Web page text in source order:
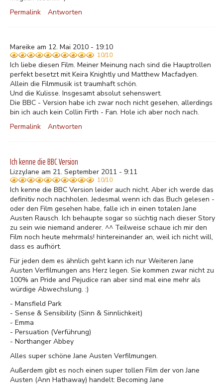
Permalink
Antworten
Mareike am 12. Mai 2010 - 19:10
10/10
Ich liebe diesen Film. Meiner Meinung nach sind die Hauptrollen
perfekt besetzt mit Keira Knightly und Matthew Macfadyen.
Allein die Filmmusik ist traumhaft schön.
Und die Kulisse. Insgesamt absolut sehenswert.
Die BBC - Version habe ich zwar noch nicht gesehen, allerdings
bin ich auch kein Collin Firth - Fan. Hole ich aber noch nach.
Permalink
Antworten
Ich kenne die BBC Version
LizzyJane am 21. September 2011 - 9:11
10/10
Ich kenne die BBC Version leider auch nicht. Aber ich werde das
definitiv noch nachholen. Jedesmal wenn ich das Buch gelesen -
oder den Film gesehen habe, falle ich in einen totalen Jane
Austen Rausch. Ich behaupte sogar so süchtig nach dieser Story
zu sein wie niemand anderer. ^^ Teilweise schaue ich mir den
Film noch heute mehrmals! hintereinander an, weil ich nicht will,
dass es aufhört.
Für jeden dem es ähnlich geht kann ich nur Weiteren Jane
Austen Verfilmungen ans Herz legen. Sie kommen zwar nicht zu
100% an Pride and Pejudice ran aber sind mal eine mehr als
würdige Abwechslung. :)
- Mansfield Park
- Sense & Sensibility (Sinn & Sinnlichkeit)
- Emma
- Persuation (Verführung)
- Northanger Abbey
Alles super schöne Jane Austen Verfilmungen.
Außerdem gibt es noch einen super tollen Film der von Jane
Austen (Ann Hathaway) handelt: Becoming Jane